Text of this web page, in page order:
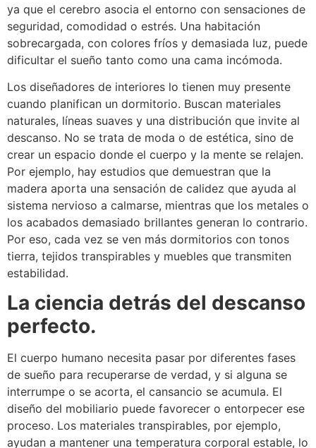
ya que el cerebro asocia el entorno con sensaciones de
seguridad, comodidad o estrés. Una habitación
sobrecargada, con colores fríos y demasiada luz, puede
dificultar el sueño tanto como una cama incómoda.
Los diseñadores de interiores lo tienen muy presente
cuando planifican un dormitorio. Buscan materiales
naturales, líneas suaves y una distribución que invite al
descanso. No se trata de moda o de estética, sino de
crear un espacio donde el cuerpo y la mente se relajen.
Por ejemplo, hay estudios que demuestran que la
madera aporta una sensación de calidez que ayuda al
sistema nervioso a calmarse, mientras que los metales o
los acabados demasiado brillantes generan lo contrario.
Por eso, cada vez se ven más dormitorios con tonos
tierra, tejidos transpirables y muebles que transmiten
estabilidad.
La ciencia detrás del descanso
perfecto.
El cuerpo humano necesita pasar por diferentes fases
de sueño para recuperarse de verdad, y si alguna se
interrumpe o se acorta, el cansancio se acumula. El
diseño del mobiliario puede favorecer o entorpecer ese
proceso. Los materiales transpirables, por ejemplo,
ayudan a mantener una temperatura corporal estable, lo